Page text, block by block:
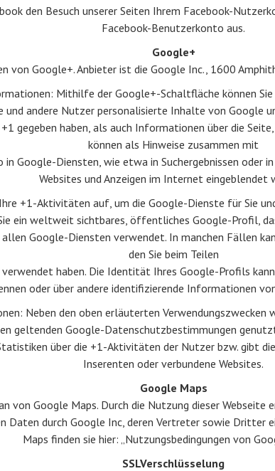
den Besuch unserer Seiten Ihrem Facebook-
Facebook-Benutzerkonto aus.
Google+
von Google+. Anbieter ist die Google Inc., 1600
Mithilfe der Google+-Schaltfläche können
andere Nutzer personalisierte Inhalte von Google
gegeben haben, als auch Informationen über die
können als Hinweise zusammen mit
Google-Diensten, wie etwa in Suchergebnissen oder
Websites und Anzeigen im Internet eingeblendet
+1-Aktivitäten auf, um die Google-Dienste für Sie
ein weltweit sichtbares, öffentliches Google-Profil,
Google-Diensten verwendet. In manchen Fällen
den Sie beim Teilen
haben. Die Identität Ihres Google-Profils
oder über andere identifizierende Informationen
Neben den oben erläuterten
geltenden Google-Datenschutzbestimmungen
über die +1-Aktivitäten der Nutzer bzw. gibt
Inserenten oder verbundene Websites.
Google Maps
von Google Maps. Durch die Nutzung dieser Webseite
durch Google Inc, deren Vertreter sowie Dritter
Maps finden sie hier: „Nutzungsbedingungen von
SSLVerschlüsselung